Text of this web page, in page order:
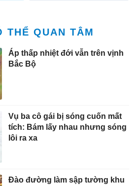
THỂ QUAN TÂM
Áp thấp nhiệt đới vẫn trên vịnh
Bắc Bộ
Vụ ba cô gái bị sóng cuốn mất
tích: Bám lấy nhau nhưng sóng
lôi ra xa
Đào đường làm sập tường khu